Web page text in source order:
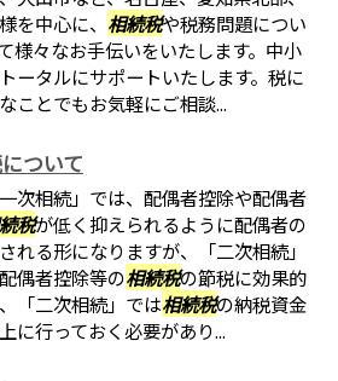
を中心に、 相続税や税務問題につい
様々なお手伝いをいたします。中小
ータルにサポートいたします。税に
ことでもお気軽にご相談...
ついて
次相続」では、配偶者控除や配偶者
税が低く抑えられるように配偶者の
れる形になりますが、「二次相続」
偶者控除等の相続税の節税に効果的
「二次相続」では相続税の納税資金
に行っておく必要があり...